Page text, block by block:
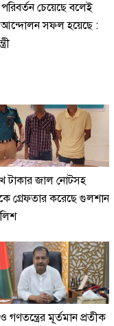
চেয়েছে বলেই
সফল হয়েছে :
টাকার জাল নোটসহ
গ্রেফতার করেছে গুলশান
গণতন্ত্রের মূর্তমান প্রতীক